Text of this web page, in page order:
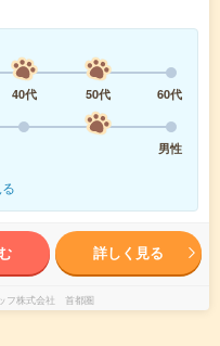
40代 50代
60代
男性
詳しく見る
フ株式会社 首都圏